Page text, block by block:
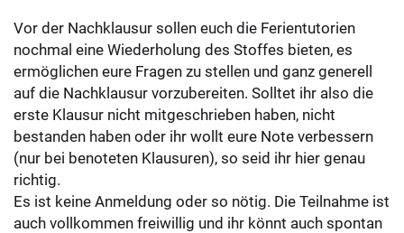
Vor der Nachklausur sollen euch die Ferientutorien
nochmal eine Wiederholung des Stoffes bieten, es
ermöglichen eure Fragen zu stellen und ganz generell
auf die Nachklausur vorzubereiten. Solltet ihr also die
erste Klausur nicht mitgeschrieben haben, nicht
bestanden haben oder ihr wollt eure Note verbessern
(nur bei benoteten Klausuren), so seid ihr hier genau
richtig.
Es ist keine Anmeldung oder so nötig. Die Teilnahme ist
auch vollkommen freiwillig und ihr könnt auch spontan